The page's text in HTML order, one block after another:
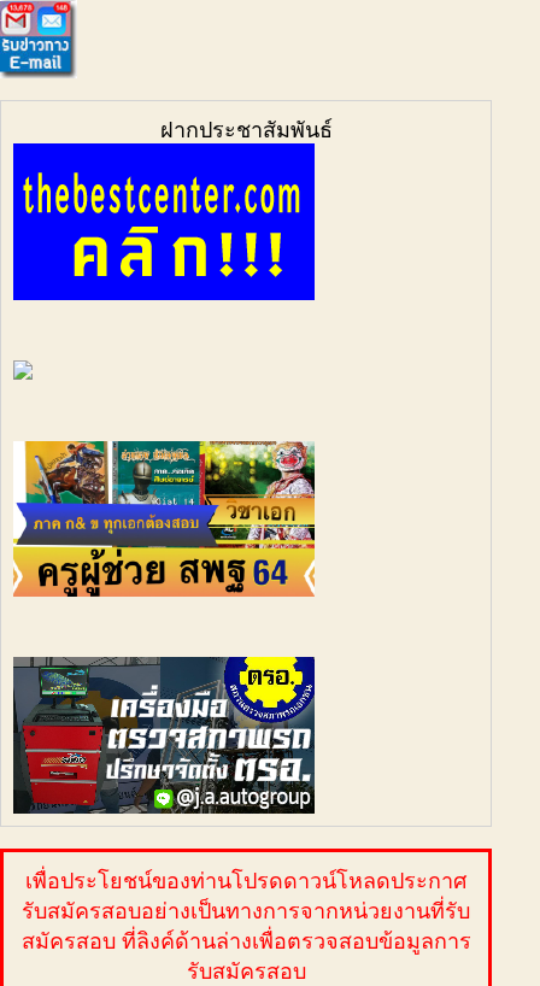
ฝากประชาสัมพันธ์
เพื่อประโยชน์ของท่านโปรดดาวน์โหลดประกาศ
รับสมัครสอบอย่างเป็นทางการจากหน่วยงานที่รับ
สมัครสอบ ที่ลิงค์ด้านล่างเพื่อตรวจสอบข้อมูลการ
รับสมัครสอบ